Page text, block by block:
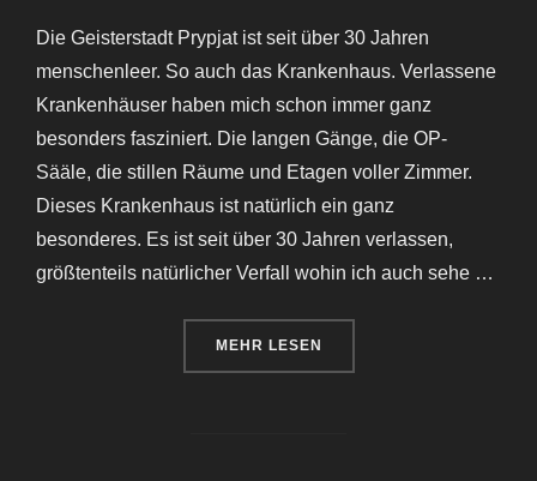
Die Geisterstadt Prypjat ist seit über 30 Jahren
menschenleer. So auch das Krankenhaus. Verlassene
Krankenhäuser haben mich schon immer ganz
besonders fasziniert. Die langen Gänge, die OP-
Sääle, die stillen Räume und Etagen voller Zimmer.
Dieses Krankenhaus ist natürlich ein ganz
besonderes. Es ist seit über 30 Jahren verlassen,
größtenteils natürlicher Verfall wohin ich auch sehe …
MEHR ÜBER „TSCHERNOBYL &
LESEN